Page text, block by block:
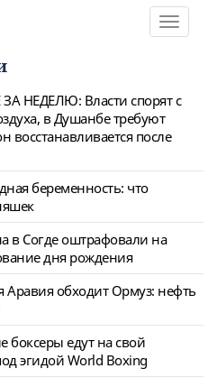
Toggle
НЕДЕЛЮ: Власти спорят с
в Душанбе требуют
после
беременность: что
в Согде оштрафовали на
дня рождения
Аравия обходит Ормуз: нефть
боксеры едут на свой
эгидой World Boxing